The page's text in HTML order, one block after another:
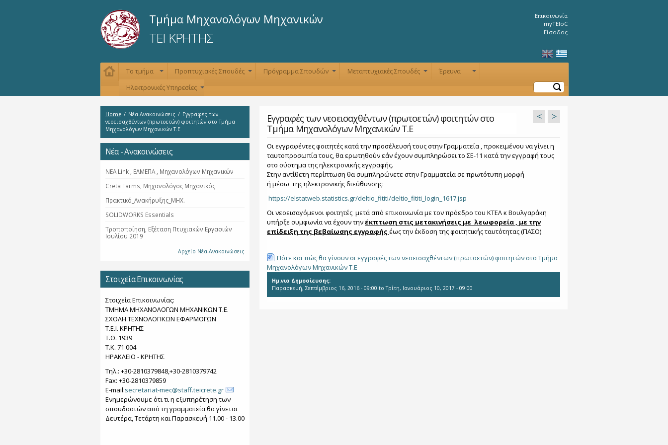
προς το
κυρίως
Τμήμα Μηχανολόγων Μηχανικών
ΤΕΙ ΚΡΗΤΗΣ
Επικοινωνία
myTEIoC
Είσοδος
Το τμήμα Προπτυχιακές Σπουδές Πρόγραμμα Σπουδών Μεταπτυχιακές Σπουδές Έρευνα
Ηλεκτρονικές Υπηρεσίες
Αναζήτηση
Home / Νέα Ανακοινώσεις / Eγγραφές των
νεοεισαχθέντων (πρωτοετών) φοιτητών στο Τμήμα
Mηχανολόγων Μηχανικών Τ.Ε
Νέα - Ανακοινώσεις
NEA Link , ΕΛΜΕΠΑ , Μηχανολόγων Μηχανικών
Creta Farms, Μηχανολόγος Μηχανικός
Πρακτικό_Ανακήρυξης_ΜΗΧ.
SOLIDWORKS Essentials
Τροποποίηση, Εξέταση Πτυχιακών Εργασιών
Ιουλίου 2019
Αρχείο Νέα-Ανακοινώσεις
Στοιχεία Επικοινωνίας
Στοιχεία Επικοινωνίας:
ΤΜΗΜΑ ΜΗΧΑΝΟΛΟΓΩΝ ΜΗΧΑΝΙΚΩΝ Τ.Ε.
ΣΧΟΛΗ ΤΕΧΝΟΛΟΓΙΚΩΝ ΕΦΑΡΜΟΓΩΝ
T.E.I. KΡΗΤΗΣ
Τ.Θ. 1939
Τ.Κ. 71 004
ΗΡΑΚΛΕΙΟ - KΡΗΤΗΣ
Τηλ.: +30-2810379848,+30-2810379742
Fax: +30-2810379859
Ε-mail:secretariat-mec@staff.teicrete.gr
Ενημερώνουμε ότι τι η εξυπηρέτηση των
σπουδαστών από τη γραμματεία θα γίνεται
Δευτέρα, Τετάρτη και Παρασκευή 11.00 - 13.00
Eγγραφές των νεοεισαχθέντων (πρωτοετών) φοιτητών στο
Τμήμα Mηχανολόγων Μηχανικών Τ.Ε
< >
Οι εγγραφέντες φοιτητές κατά την προσέλευσή τους στην Γραμματεία , προκειμένου να γίνει η
ταυτοπροσωπία τους, θα ερωτηθούν εάν έχουν συμπληρώσει το ΣΕ-11 κατά την εγγραφή τους
στο σύστημα της ηλεκτρονικής εγγραφής.
Στην αντίθετη περίπτωση θα συμπληρώνετε στην Γραμματεία σε πρωτότυπη μορφή
ή μέσω της ηλεκτρονικής διεύθυνσης:
https://elstatweb.statistics.gr/deltio_fititi/deltio_fititi_login_1617.jsp
Οι νεοεισαγόμενοι φοιτητές μετά από επικοινωνία με τον πρόεδρο του ΚΤΕΛ κ Βουλγαράκη
υπήρξε συμφωνία να έχουν τηνέκπτωση στις μετακινήσεις με λεωφορεία , με την
επίδειξη της βεβαίωσης εγγραφής έως την έκδοση της φοιτητικής ταυτότητας (ΠΑΣΟ)
Πότε και πώς θα γίνουν οι εγγραφές των νεοεισαχθέντων (πρωτοετών) φοιτητών στο Τμήμα
Mηχανολόγων Μηχανικών Τ.Ε
Ημ.νια Δημοσίευσης:
Παρασκευή, Σεπτέμβριος 16, 2016 - 09:00 toΤρίτη, Ιανουάριος 10, 2017 - 09:00